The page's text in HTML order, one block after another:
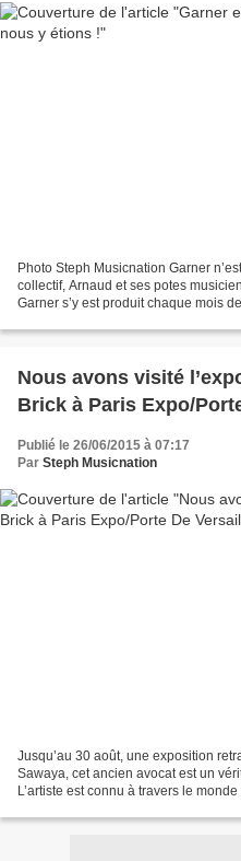
Photo Steph Musicnation Garner
collectif, Arnaud et ses potes
Garner s’y est produit chaque mois
Nous avons visité
Brick à Paris Expo/
Publié le 26/06/2015 à 07:17
Par Steph Musicnation
Jusqu’au 30 août, une exposition
Sawaya, cet ancien avocat est un
L’artiste est connu à travers le